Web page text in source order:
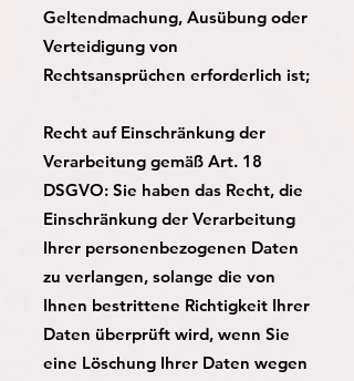
Geltendmachung, Ausübung oder
Verteidigung von
Rechtsansprüchen erforderlich ist;
Recht auf Einschränkung der
Verarbeitung gemäß Art. 18
DSGVO: Sie haben das Recht, die
Einschränkung der Verarbeitung
Ihrer personenbezogenen Daten
zu verlangen, solange die von
Ihnen bestrittene Richtigkeit Ihrer
Daten überprüft wird, wenn Sie
eine Löschung Ihrer Daten wegen